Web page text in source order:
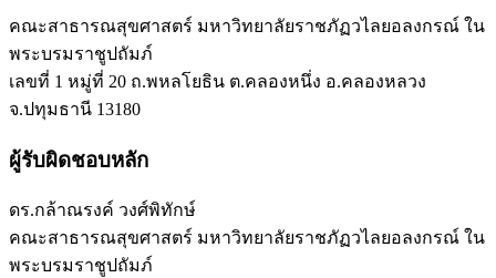
คณะสาธารณสุขศาสตร์ มหาวิทยาลัยราชภัฏวไลยอลงกรณ์ ใน
พระบรมราชูปถัมภ์
เลขที่ 1 หมู่ที่ 20 ถ.พหลโยธิน ต.คลองหนึ่ง อ.คลองหลวง
จ.ปทุมธานี 13180​
ผู้รับผิดชอบหลัก
ดร.กล้าณรงค์ วงศ์พิทักษ์
คณะสาธารณสุขศาสตร์ มหาวิทยาลัยราชภัฏวไลยอลงกรณ์ ใน
พระบรมราชูปถัมภ์